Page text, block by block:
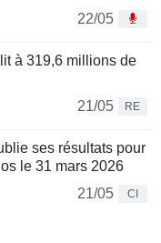
22/05
à 319,6 millions de
21/05
RE
ses résultats pour
le 31 mars 2026
21/05
CI